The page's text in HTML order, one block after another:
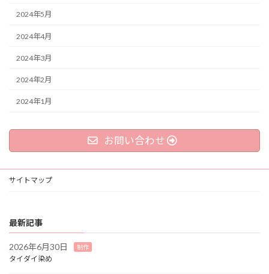
2024年5月
2024年4月
2024年3月
2024年2月
2024年1月
お問い合わせ
サイトマップ
最新記事
2026年6月30日 制作
タイダイ染め